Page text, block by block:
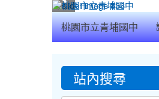
桃園市立青埔國中
::: 站內搜尋